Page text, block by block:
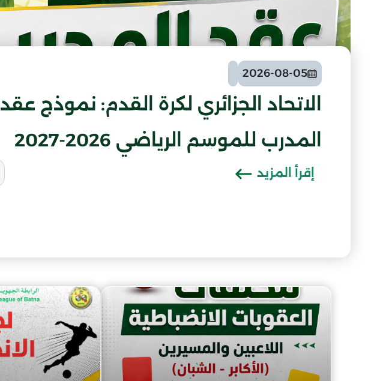
2026-08-05
الاتحاد الجزائري لكرة القدم: نموذج عقد
المدرب للموسم الرياضي 2026-2027
إقرأ المزيد